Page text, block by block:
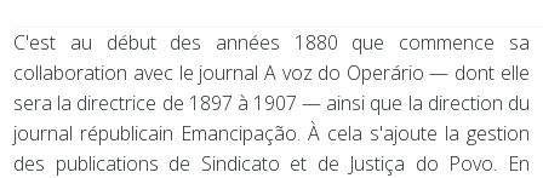
C'est au début des années 1880 que commence sa
collaboration avec le journal A voz do Operário — dont elle
sera la directrice de 1897 à 1907 — ainsi que la direction du
journal républicain Emancipação. À cela s'ajoute la gestion
des publications de Sindicato et de Justiça do Povo. En